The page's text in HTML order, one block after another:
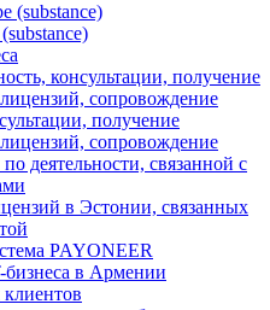
(substance)
консультации, получение
сопровождение
получение
сопровождение
деятельности, связанной с
в Эстонии, связанных
PAYONEER
в Армении